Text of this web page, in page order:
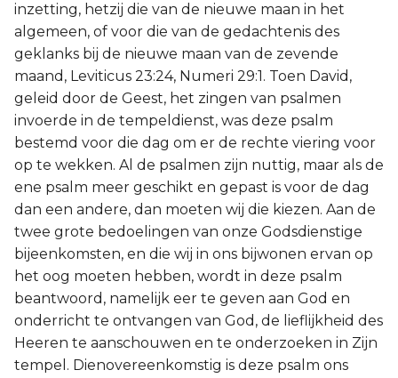
inzetting, hetzij die van de nieuwe maan in het
algemeen, of voor die van de gedachtenis des
geklanks bij de nieuwe maan van de zevende
maand, Leviticus 23:24, Numeri 29:1. Toen David,
geleid door de Geest, het zingen van psalmen
invoerde in de tempeldienst, was deze psalm
bestemd voor die dag om er de rechte viering voor
op te wekken. Al de psalmen zijn nuttig, maar als de
ene psalm meer geschikt en gepast is voor de dag
dan een andere, dan moeten wij die kiezen. Aan de
twee grote bedoelingen van onze Godsdienstige
bijeenkomsten, en die wij in ons bijwonen ervan op
het oog moeten hebben, wordt in deze psalm
beantwoord, namelijk eer te geven aan God en
onderricht te ontvangen van God, de lieflijkheid des
Heeren te aanschouwen en te onderzoeken in Zijn
tempel. Dienovereenkomstig is deze psalm ons